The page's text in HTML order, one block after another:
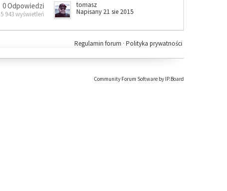
0 Odpowiedzi
5 943 wyświetleń
tomasz
Napisany 21 sie 2015
Polityka prywatności
Regulamin forum ·
Community Forum Software by IP.Board